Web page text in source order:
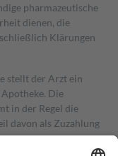
pharmazeutische
dienen, die
Klärungen
stellt der Arzt ein
Die
in der Regel die
davon als Zuzahlung
in Höhe von zehn